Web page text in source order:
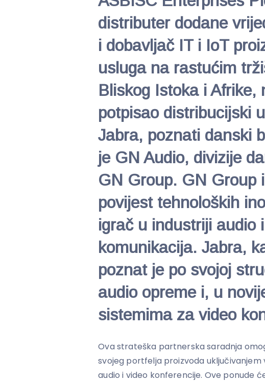
distributer dodane
i dobavljač IT i IoT
usluga na rastućim
Bliskog Istoka i Afrike,
potpisao distribucijski
Jabra, poznati danski
je GN Audio, divizije
GN Group. GN Group
povijest tehnoloških
igrač u industriji audio
komunikacija. Jabra,
poznat je po svojoj
audio opreme i, u
sistemima za video
Ova strateška partnerska saradnja
svojeg portfelja proizvoda uključivanjem
audio i video konferencije. Ove ponude